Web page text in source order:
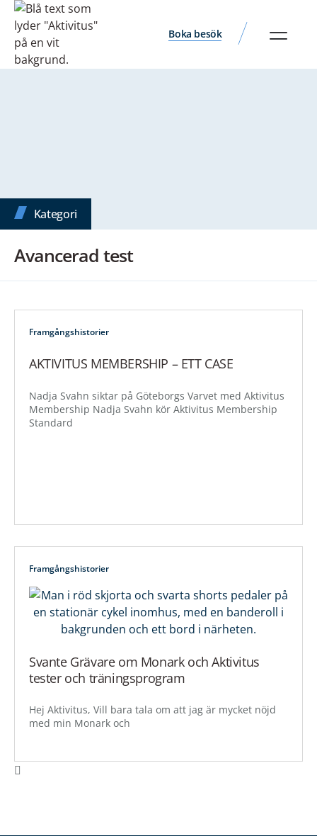
Boka besök
Kategori
Avancerad test
Framgångshistorier
AKTIVITUS MEMBERSHIP – ETT CASE
Nadja Svahn siktar på Göteborgs Varvet med Aktivitus
Membership Nadja Svahn kör Aktivitus Membership
Standard
Framgångshistorier
Svante Grävare om Monark och Aktivitus
tester och träningsprogram
Hej Aktivitus, Vill bara tala om att jag är mycket nöjd
med min Monark och